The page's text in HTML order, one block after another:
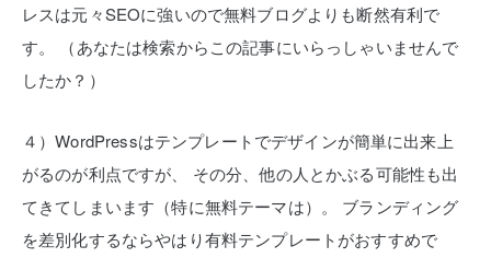
レスは元々SEOに強いので無料ブログよりも断然有利で
す。
（あなたは検索からこの記事にいらっしゃいませんで
したか？）
４）WordPressはテンプレートでデザインが簡単に出来上
がるのが利点ですが、
その分、他の人とかぶる可能性も出
てきてしまいます（特に無料テーマは）。
ブランディング
を差別化するならやはり有料テンプレートがおすすめで